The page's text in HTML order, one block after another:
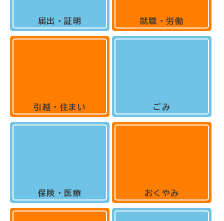
届出・証明
引越・住まい
保険・医療
就職・労働
ごみ
おくやみ